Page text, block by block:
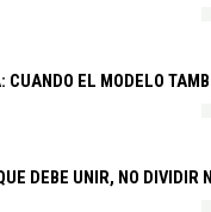
CUANDO EL MODELO
DEBE UNIR, NO DIVIDIR